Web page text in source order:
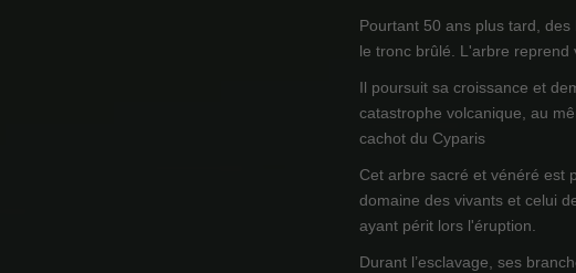
Pourtant 50 ans plus tard,
le tronc brûlé. L'arbre
Il poursuit sa croissance et
catastrophe volcanique, au
cachot du Cyparis
Cet arbre sacré et vénéré est
domaine des vivants et celui
ayant périt lors l'éruption.
Durant l’esclavage, ses